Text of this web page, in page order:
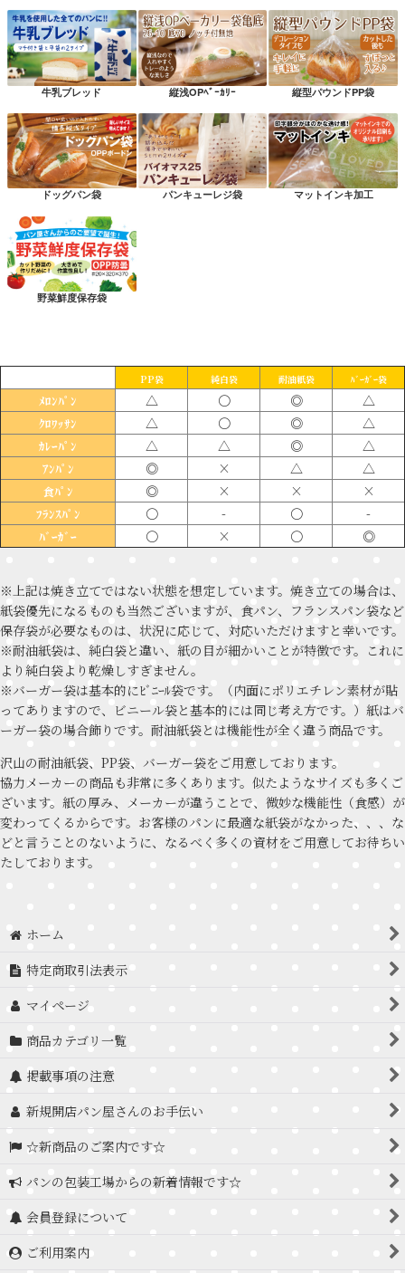
牛乳ブレッド 縦浅OPﾍﾞｰｶﾘｰ 縦型パウンドPP袋
ドッグパン袋 パンキューレジ袋 マットインキ加工
野菜鮮度保存袋
PP袋 純白袋 耐油紙袋 ﾊﾞｰｶﾞｰ袋
ﾒﾛﾝﾊﾟﾝ △ 〇 ◎ △
ｸﾛﾜｯｻﾝ △ 〇 ◎ △
ｶﾚｰﾊﾟﾝ △ △ ◎ △
ｱﾝﾊﾟﾝ ◎ × △ △
食ﾊﾟﾝ ◎ × × ×
ﾌﾗﾝｽﾊﾟﾝ 〇 - 〇 -
ﾊﾞｰｶﾞｰ 〇 × 〇 ◎
※上記は焼き立てではない状態を想定しています。焼き立ての場合は、
紙袋優先になるものも当然ございますが、食パン、フランスパン袋など
保存袋が必要なものは、状況に応じて、対応いただけますと幸いです。
※耐油紙袋は、純白袋と違い、紙の目が細かいことが特徴です。これに
より純白袋より乾燥しすぎません。
※バーガー袋は基本的にﾋﾞﾆｰﾙ袋です。（内面にポリエチレン素材が貼
ってありますので、ビニール袋と基本的には同じ考え方です。）紙はバ
ーガー袋の場合飾りです。耐油紙袋とは機能性が全く違う商品です。
沢山の耐油紙袋、PP袋、バーガー袋をご用意しております。
協力メーカーの商品も非常に多くあります。似たようなサイズも多くご
ざいます。紙の厚み、メーカーが違うことで、微妙な機能性（食感）が
変わってくるからです。お客様のパンに最適な紙袋がなかった、、、な
どと言うことのないように、なるべく多くの資材をご用意してお待ちい
たしております。
ホーム
特定商取引法表示
マイページ
商品カテゴリ一覧
掲載事項の注意
新規開店パン屋さんのお手伝い
☆新商品のご案内です☆
パンの包装工場からの新着情報です☆
会員登録について
ご利用案内